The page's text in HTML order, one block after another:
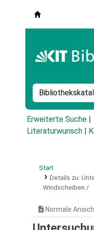
Suche im
Erweiterte Suche
Literaturwunsch
Start
Details zu:
Windscheiben /
Normale